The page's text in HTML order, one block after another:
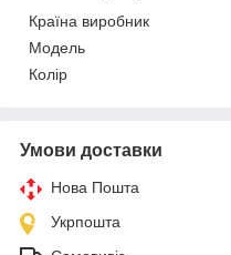
Країна виробник
Модель
Колір
Умови доставки
Нова Пошта
Укрпошта